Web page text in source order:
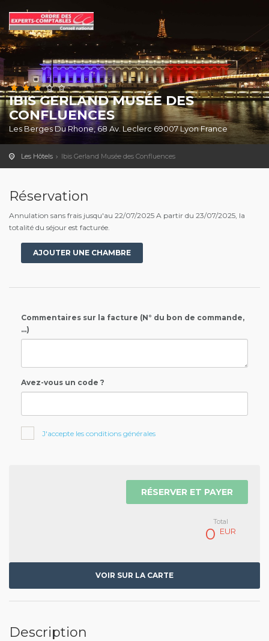
IBIS GERLAND MUSÉE DES
CONFLUENCES
Les Berges Du Rhone, 68 Av. Leclerc 69007 Lyon France
Les Hôtels Ibis Gerland Musée des Confluences
Réservation
Annulation sans frais jusqu'au 22/07/2025 A partir du 23/07/2025, la
totalité du séjour est facturée.
AJOUTER UNE CHAMBRE
Commentaires sur la facture (N° du bon de commande,
...)
Avez-vous un code ?
J'accepte les conditions générales
RÉSERVER ET PAYER
Total
0 EUR
VOIR SUR LA CARTE
Description